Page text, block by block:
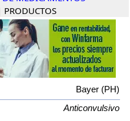
PRODUCTOS
Bayer (PH)
Anticonvulsivo